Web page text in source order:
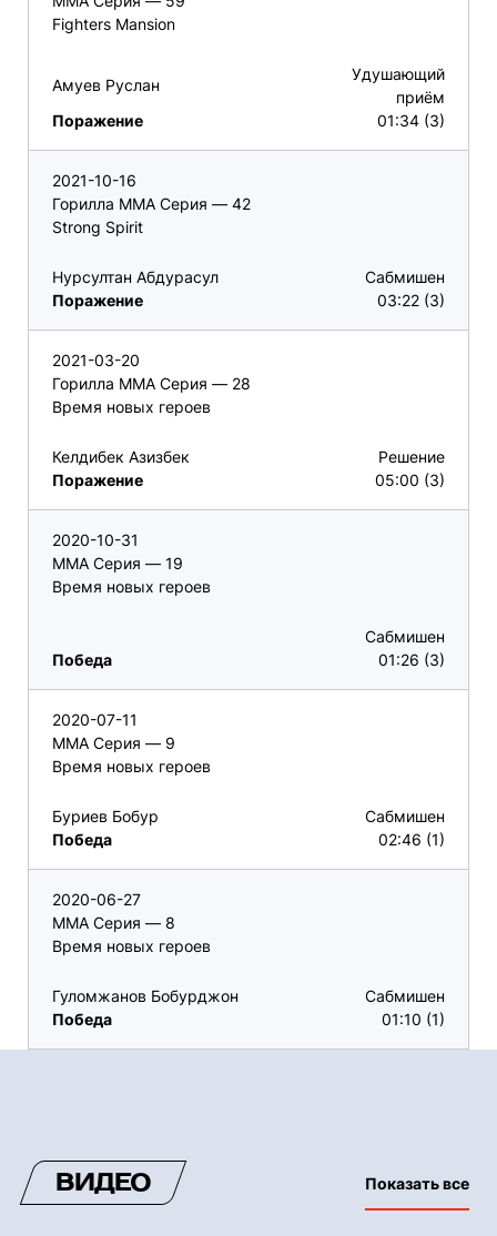
Fighters Mansion
Амуев Руслан
Поражение
Удушающий
приём
01:34 (3)
2021-10-16
Горилла ММА Серия — 42
Strong Spirit
Нурсултан Абдурасул
Поражение
Сабмишен
03:22 (3)
2021-03-20
Горилла ММА Серия — 28
Время новых героев
Келдибек Азизбек
Поражение
Решение
05:00 (3)
2020-10-31
ММА Серия — 19
Время новых героев
Победа
Сабмишен
01:26 (3)
2020-07-11
ММА Серия — 9
Время новых героев
Буриев Бобур
Победа
Сабмишен
02:46 (1)
2020-06-27
ММА Серия — 8
Время новых героев
Гуломжанов Бобурджон
Победа
Сабмишен
01:10 (1)
ВИДЕО Показать все